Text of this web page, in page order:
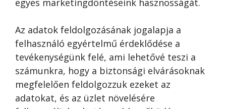
egyes marketingdöntéseink hasznosságát.
Az adatok feldolgozásának jogalapja a
felhasználó egyértelmű érdeklődése a
tevékenységünk felé, ami lehetővé teszi a
számunkra, hogy a biztonsági elvárásoknak
megfelelően feldolgozzuk ezeket az
adatokat, és az üzlet növelésére